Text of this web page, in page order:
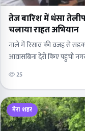
तेज बारिश में धंसा
चलाया राहत अभियान
नाले में रिसाव की वजह से
आवासबिना देरी किए पहुंची
25
मेरा शहर